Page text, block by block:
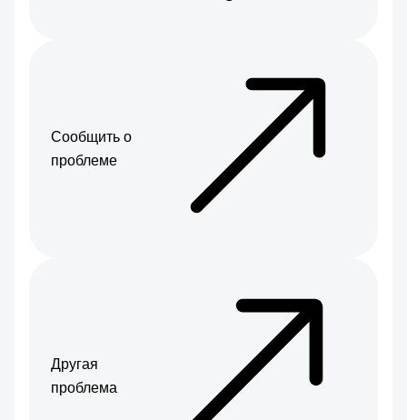
Сообщить о
проблеме
Другая
проблема